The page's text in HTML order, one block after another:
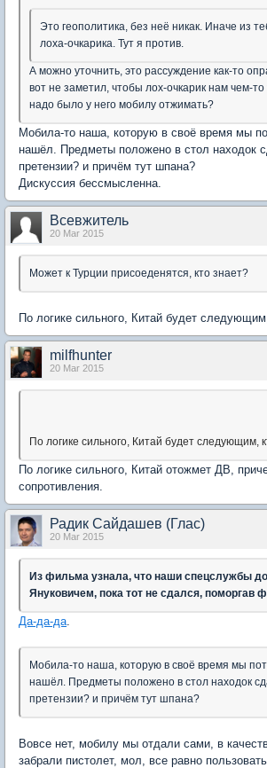
Это геополитика, без неё никак. Иначе из
лоха-очкарика. Тут я против.
А можно уточнить, это рассуждение как-то
вот не заметил, чтобы лох-очкарик нам чем-то
надо было у него мобилу отжимать?
Мобила-то наша, которую в своё время мы
нашёл. Предметы положено в стол находок
претензии? и причём тут шпана?
Дискуссия бессмысленна.
Всевжитель
20 Mar 2015
Может к Турции присоеденятся, кто знает?
По логике сильного, Китай будет
milfhunter
20 Mar 2015
По логике сильного, Китай будет следующим,
По логике сильного, Китай отожмет ДВ,
сопротивления.
Радик Сайдашев (Глас)
20 Mar 2015
Из фильма узнала, что наши спецслужбы
Януковичем, пока тот не сдался, поморгав
Да-да-да
Мобила-то наша, которую в своё время мы
нашёл. Предметы положено в стол находок
претензии? и причём тут шпана?
Вовсе нет, мобилу мы отдали сами, в
забрали пистолет, мол, все равно